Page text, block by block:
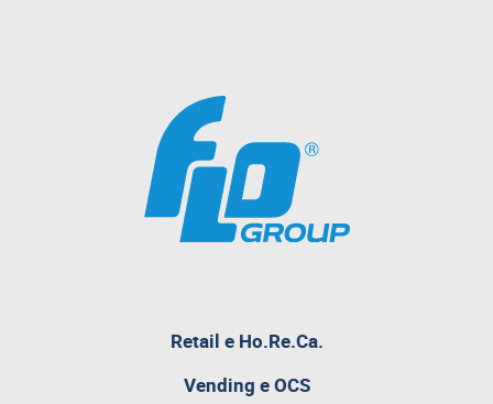
Retail e Ho.Re.Ca.
Vending e OCSpagina